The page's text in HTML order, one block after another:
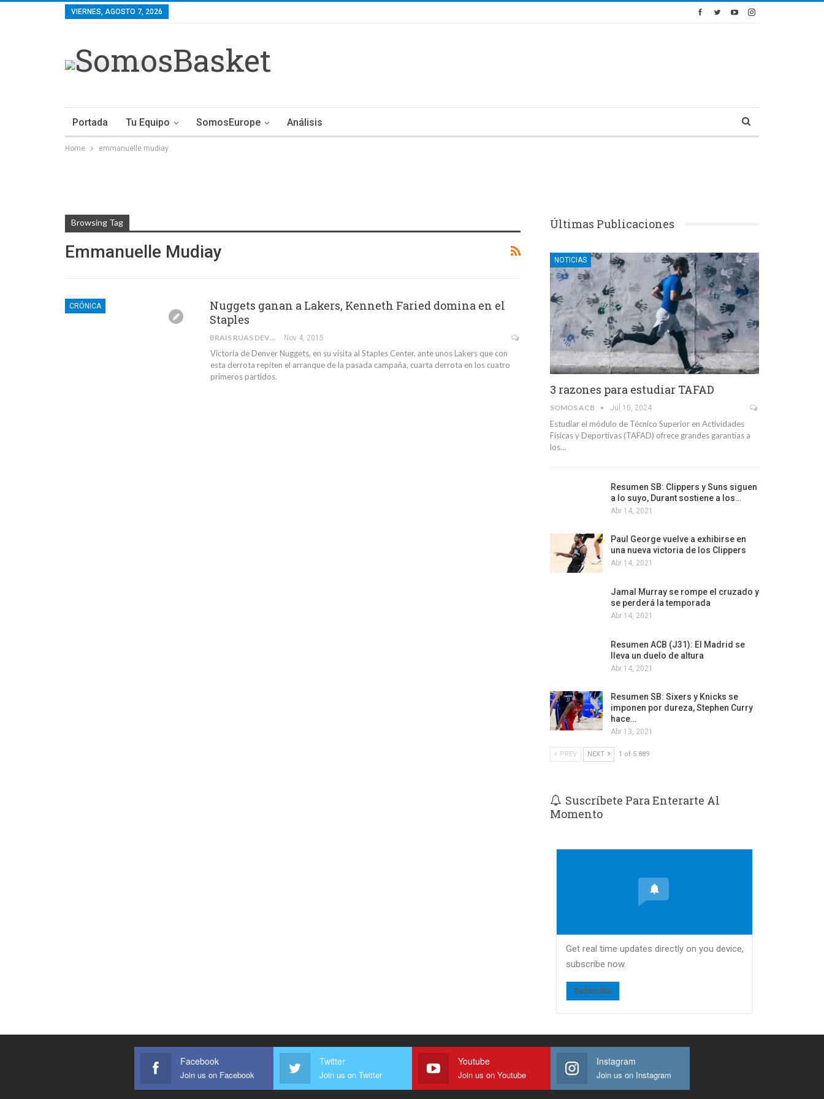
VIERNES, AGOSTO 7, 2026
Portada Tu Equipo SomosEurope Análisis
Home emmanuelle mudiay
Browsing Tag
Emmanuelle Mudiay
CRÓNICA
Nuggets ganan a Lakers, Kenneth Faried domina en el
Staples
BRAIS RUAS DEVESA Nov 4, 2015
Victoria de Denver Nuggets, en su visita al Staples Center, ante unos Lakers que con
esta derrota repiten el arranque de la pasada campaña, cuarta derrota en los cuatro
primeros partidos.
Últimas Publicaciones
NOTICIAS
3 razones para estudiar TAFAD
SOMOS ACB Jul 10, 2024
Estudiar el módulo de Técnico Superior en Actividades
Físicas y Deportivas (TAFAD) ofrece grandes garantías a
los…
Resumen SB: Clippers y Suns siguen
a lo suyo, Durant sostiene a los…
Abr 14, 2021
Paul George vuelve a exhibirse en
una nueva victoria de los Clippers
Abr 14, 2021
Jamal Murray se rompe el cruzado y
se perderá la temporada
Abr 14, 2021
Resumen ACB (J31): El Madrid se
lleva un duelo de altura
Abr 14, 2021
Resumen SB: Sixers y Knicks se
imponen por dureza, Stephen Curry
hace…
Abr 13, 2021
PREV NEXT 1 of 5.889
Suscríbete Para Enterarte Al
Momento
Get real time updates directly on you device,
subscribe now.
Subscribe
Facebook
Join us on Facebook
Twitter
Join us on Twitter
Youtube
Join us on Youtube
Instagram
Join us on Instagram